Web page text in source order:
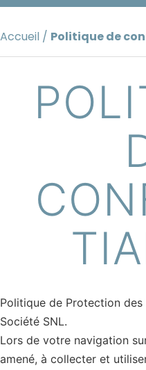
Aller
contenu
Accueil / Politique de
Politique de Protection des
Société SNL.
Lors de votre navigation
amené, à collecter et